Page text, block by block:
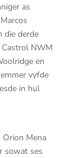
as
die derde
Castrol NWM
en
vyfde
in hul
Mena
sowat ses